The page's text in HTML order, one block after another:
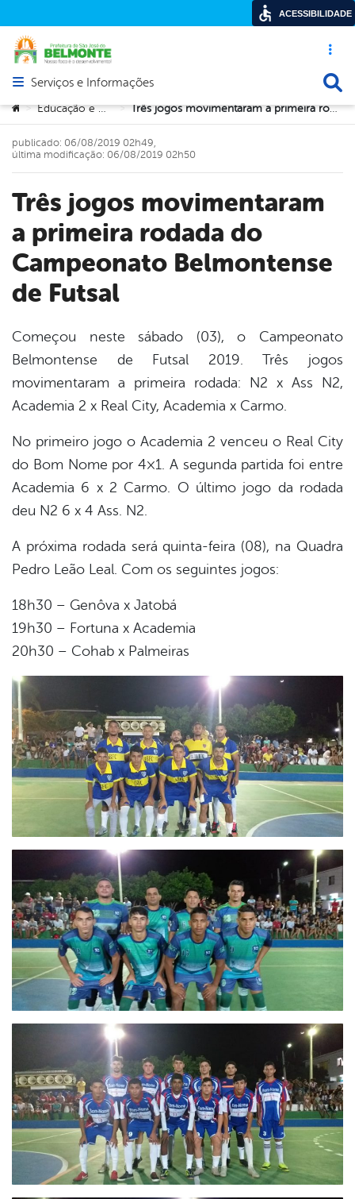
Acesso
Abrir menu principal de navegação
Serviços e Informações
Você está aqui:
> Educação e Cultura > Três jogos movimentaram a primeira rodada do Campeonato Belmontense de Futsal
Três jogos movimentaram
a primeira rodada do
Campeonato Belmontense
de Futsal
publicado: 06/08/2019 02h49,
última modificação: 06/08/2019 02h50
Começou neste sábado (03), o Campeonato
Belmontense de Futsal 2019. Três jogos
movimentaram a primeira rodada: N2 x Ass N2,
Academia 2 x Real City, Academia x Carmo.
No primeiro jogo o Academia 2 venceu o Real City
do Bom Nome por 4×1. A segunda partida foi entre
Academia 6 x 2 Carmo. O último jogo da rodada
deu N2 6 x 4 Ass. N2.
A próxima rodada será quinta-feira (08), na Quadra
Pedro Leão Leal. Com os seguintes jogos:
18h30 – Genôva x Jatobá
19h30 – Fortuna x Academia
20h30 – Cohab x Palmeiras
ACESSIBILIDADE